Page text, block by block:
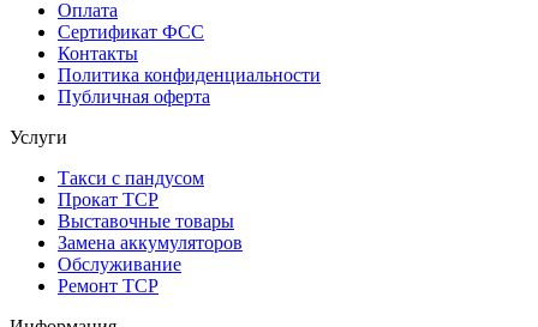
Оплата
Сертификат ФСС
Контакты
Политика конфиденциальности
Публичная оферта
Услуги
Такси с пандусом
Прокат ТСР
Выставочные товары
Замена аккумуляторов
Обслуживание
Ремонт ТСР